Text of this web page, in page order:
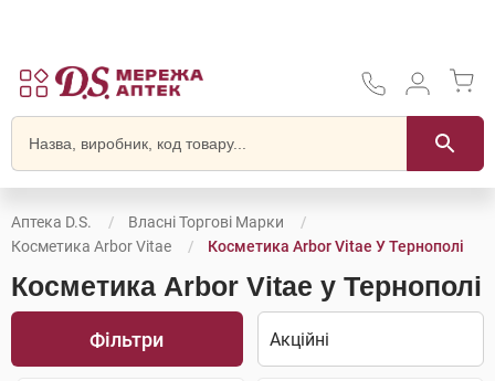
Аптека D.S.
Власні Торгові Марки
Косметика Arbor Vitae
Косметика Arbor Vitae У Тернополі
Косметика Arbor Vitae у Тернополі
Фільтри